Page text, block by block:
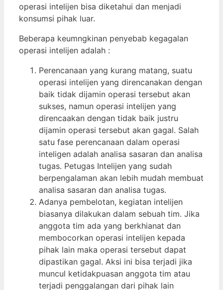
operasi intelijen bisa diketahui dan menjadi
konsumsi pihak luar.
Beberapa keumngkinan penyebab kegagalan
operasi intelijen adalah :
Perencanaan yang kurang matang, suatu
operasi intelijen yang direncanakan dengan
baik tidak dijamin operasi tersebut akan
sukses, namun operasi intelijen yang
direncaakan dengan tidak baik justru
dijamin operasi tersebut akan gagal. Salah
satu fase perencanaan dalam operasi
inteligen adalah analisa sasaran dan analisa
tugas. Petugas Intelijen yang sudah
berpengalaman akan lebih mudah membuat
analisa sasaran dan analisa tugas.
Adanya pembelotan, kegiatan intelijen
biasanya dilakukan dalam sebuah tim. Jika
anggota tim ada yang berkhianat dan
membocorkan operasi intelijen kepada
pihak lain maka operasi tersebut dapat
dipastikan gagal. Aksi ini bisa terjadi jika
muncul ketidakpuasan anggota tim atau
terjadi penggalangan dari pihak lain